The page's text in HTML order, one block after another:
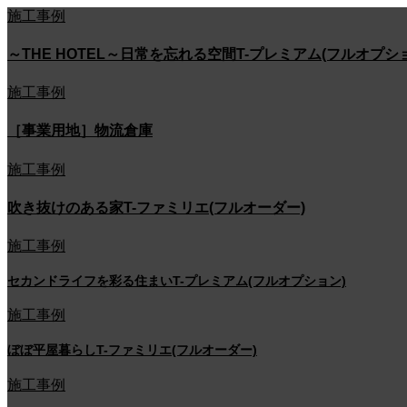
施工事例
～THE HOTEL～日常を忘れる空間T-プレミアム(フルオプシ
施工事例
［事業用地］物流倉庫
施工事例
吹き抜けのある家T-ファミリエ(フルオーダー)
施工事例
セカンドライフを彩る住まいT-プレミアム(フルオプション)
施工事例
ぼぼ平屋暮らしT-ファミリエ(フルオーダー)
施工事例